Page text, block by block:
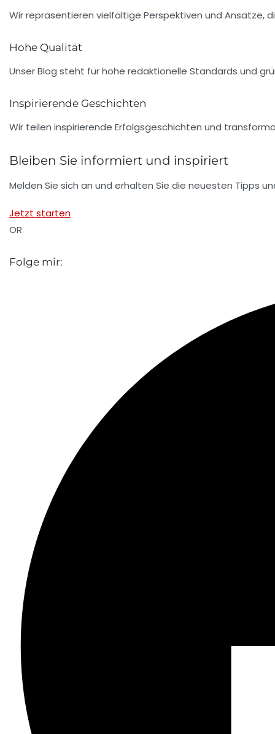
Wir repräsentieren vielfältige Perspektiven und Ansätze,
Hohe Qualität
Unser Blog steht für hohe redaktionelle Standards und
Inspirierende Geschichten
Wir teilen inspirierende Erfolgsgeschichten und
Bleiben Sie informiert und inspiriert
Melden Sie sich an und erhalten Sie die neuesten Tipps
Jetzt starten
OR
Folge mir: